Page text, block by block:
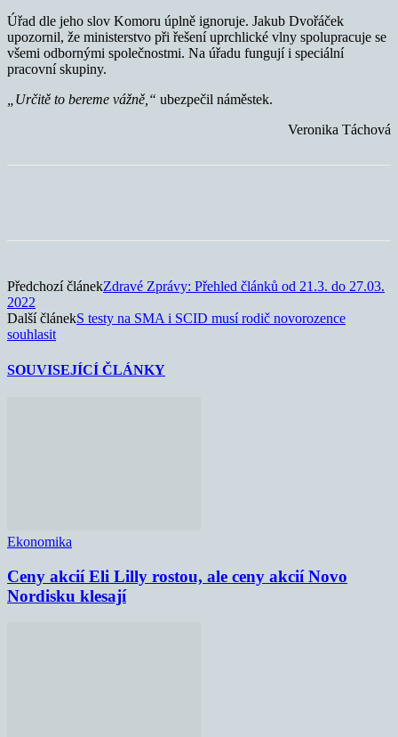
Úřad dle jeho slov Komoru úplně ignoruje. Jakub Dvořáček
upozornil, že ministerstvo při řešení uprchlické vlny spolupracuje se
všemi odbornými společnostmi. Na úřadu fungují i speciální
pracovní skupiny.
„Určitě to bereme vážně,“ ubezpečil náměstek.
Veronika Táchová
Předchozí článekZdravé Zprávy: Přehled článků od 21.3. do 27.03.
2022
Další článekS testy na SMA i SCID musí rodič novorozence
souhlasit
SOUVISEJÍCÍ ČLÁNKY
Ekonomika
Ceny akcií Eli Lilly rostou, ale ceny akcií Novo
Nordisku klesají